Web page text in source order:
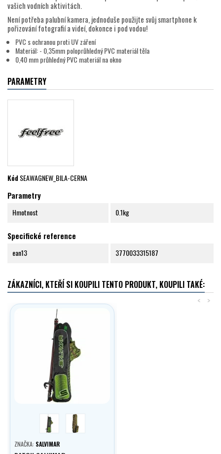
vašich vodních aktivitách.
Není potřeba palubní kamera, jednoduše použijte svůj smartphone k
pořizování fotografií a videí, dokonce i pod vodou!
PVC s ochranou proti UV záření
Materiál: - 0,35mm poloprůhledný PVC materiál těla
0,40 mm průhledný PVC materiál na okno
PARAMETRY
KódSEAWAGNEW_BILA-CERNA
Parametry
Hmotnost 0.1kg
Specifické reference
ean13 3770033315187
ZÁKAZNÍCI, KTEŘÍ SI KOUPILI TENTO PRODUKT, KOUPILI TAKÉ:
>
<
black acid greenkrypsis camu
ZNAČKA: SALVIMAR